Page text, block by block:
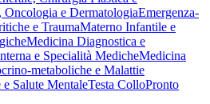
Oncologia e DermatologiaEmergenza-
e TraumaMaterno Infantile e
Medicina Diagnostica e
e Specialità MedicheMedicina
metaboliche e Malattie
e Salute MentaleTesta ColloPronto